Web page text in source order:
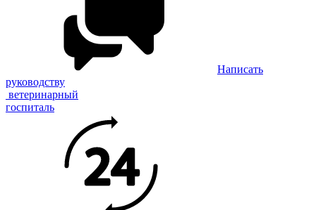
Написать
руководству
ветеринарный
госпиталь